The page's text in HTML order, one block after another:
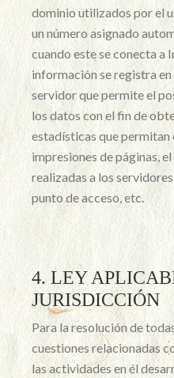
dominio utilizados por el
un número asignado
cuando este se conecta a
información se registra
servidor que permite el
los datos con el fin de
estadísticas que permitan
impresiones de páginas,
realizadas a los
punto de acceso, etc.
4. LEY
JURISDICCIÓN
Para la resolución de
cuestiones relacionadas
las actividades en él